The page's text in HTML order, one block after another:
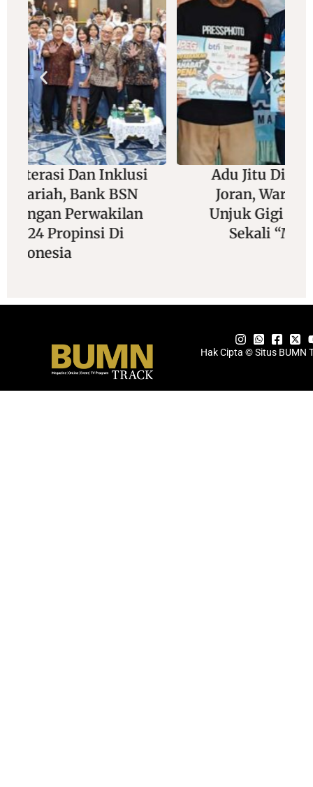
Adu Jitu Di Balik Lensa Dan
Joran, Wartawan Foto Siap
Unjuk Gigi Di Mancing Seru
Sekali “Maruli 3” 2026
Hak Cipta © Situs BUMN